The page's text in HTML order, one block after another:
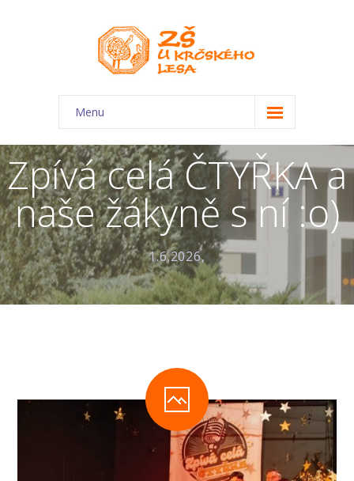
Menu
O škole
-- Charakteristika školy
-- Plán školního roku
-- Dokumenty
-- Kontakty
-- Inspekční zpráva
Pedagogický sbor
Zpívá celá ČTYŘKA a
naše žákyně s ní :o)
1.6.2026,